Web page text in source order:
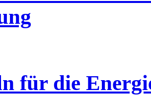
für die